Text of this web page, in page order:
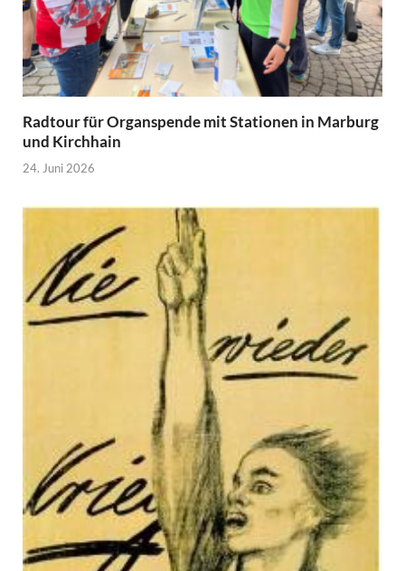
Radtour für Organspende mit Stationen in Marburg
und Kirchhain
24. Juni 2026